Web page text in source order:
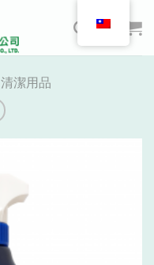
清潔用品